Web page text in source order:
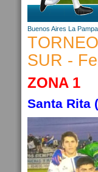
Buenos Aires La Pampa
SUR -
ZONA 1
Santa Rita